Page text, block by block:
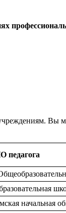
педагога
начальная